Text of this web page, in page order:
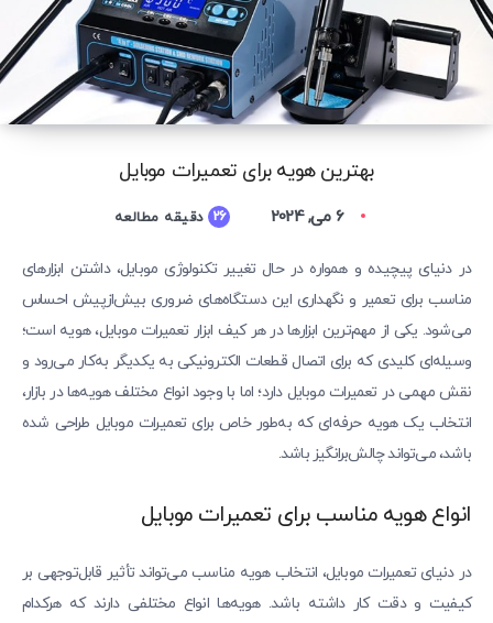
بهترین هویه برای تعمیرات موبایل
6 می, 2024 26 دقیقه مطالعه
در دنیای پیچیده و همواره در حال تغییر تکنولوژی موبایل، داشتن ابزارهای
مناسب برای تعمیر و نگهداری این دستگاه‌های ضروری بیش‌ازپیش احساس
می‌شود. یکی از مهم‌ترین ابزارها در هر کیف ابزار تعمیرات موبایل، هویه است؛
وسیله‌ای کلیدی که برای اتصال قطعات الکترونیکی به یکدیگر به‌کار می‌رود و
نقش مهمی در تعمیرات موبایل دارد؛ اما با وجود انواع مختلف هویه‌ها در بازار،
انتخاب یک هویه حرفه‌ای که به‌طور خاص برای تعمیرات موبایل طراحی شده
باشد، می‌تواند چالش‌برانگیز باشد.
انواع هویه مناسب برای تعمیرات موبایل
در دنیای تعمیرات موبایل، انتخاب هویه مناسب می‌تواند تأثیر قابل‌توجهی بر
کیفیت و دقت کار داشته باشد. هویه‌ها انواع مختلفی دارند که هرکدام